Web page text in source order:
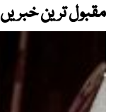
مقبول ترین خبریں